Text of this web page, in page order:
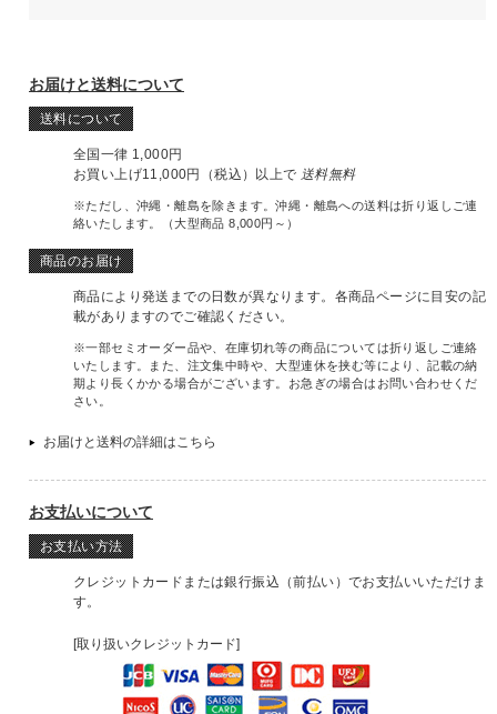
お届けと送料について
送料について
全国一律 1,000円
お買い上げ11,000円（税込）以上で 送料無料
※ただし、沖縄・離島を除きます。沖縄・離島への送料は折り返しご連
絡いたします。（大型商品 8,000円～）
商品のお届け
商品により発送までの日数が異なります。各商品ページに目安の記
載がありますのでご確認ください。
※一部セミオーダー品や、在庫切れ等の商品については折り返しご連絡
いたします。また、注文集中時や、大型連休を挟む等により、記載の納
期より長くかかる場合がございます。お急ぎの場合はお問い合わせくだ
さい。
お届けと送料の詳細はこちら
お支払いについて
お支払い方法
クレジットカードまたは銀行振込（前払い）でお支払いいただけま
す。
[取り扱いクレジットカード]